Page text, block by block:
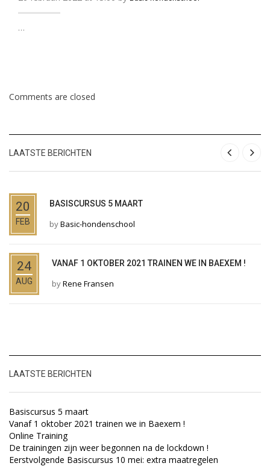
…
Comments are closed
LAATSTE BERICHTEN
20
FEB
BASISCURSUS 5 MAART
byBasic-hondenschool
24
AUG
VANAF 1 OKTOBER 2021 TRAINEN WE IN BAEXEM !
byRene Fransen
LAATSTE BERICHTEN
Basiscursus 5 maart
Vanaf 1 oktober 2021 trainen we in Baexem !
Online Training
De trainingen zijn weer begonnen na de lockdown !
Eerstvolgende Basiscursus 10 mei: extra maatregelen